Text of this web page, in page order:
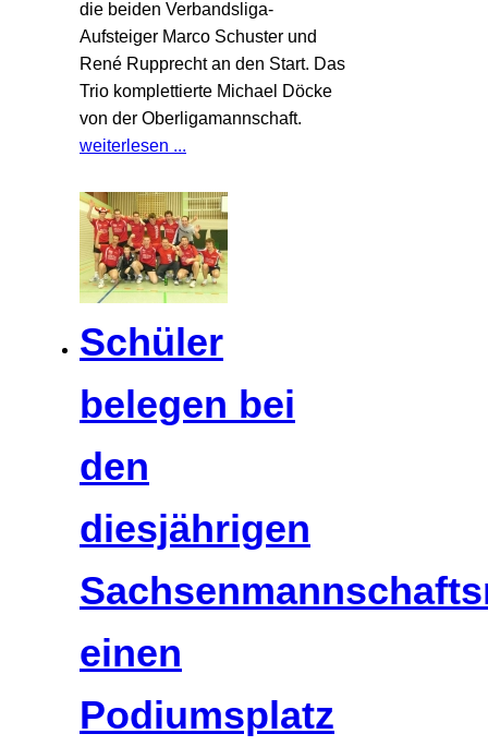
die beiden Verbandsliga-
Aufsteiger Marco Schuster und
René Rupprecht an den Start. Das
Trio komplettierte Michael Döcke
von der Oberligamannschaft.
weiterlesen ...
Schüler
belegen bei
den
diesjährigen
einen
Podiumsplatz